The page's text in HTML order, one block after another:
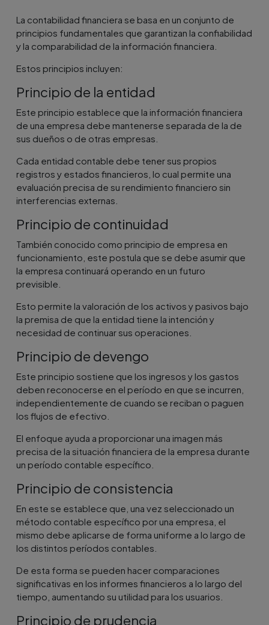
La contabilidad financiera se basa en un conjunto de
principios fundamentales que garantizan la confiabilidad
y la comparabilidad de la información financiera.
Estos principios incluyen:
Principio de la entidad
Este principio establece que la información financiera
de una empresa debe mantenerse separada de la de
sus dueños o de otras empresas.
Cada entidad contable debe tener sus propios
registros y estados financieros, lo cual permite una
evaluación precisa de su rendimiento financiero sin
interferencias externas.
Principio de continuidad
También conocido como principio de empresa en
funcionamiento, este postula que se debe asumir que
la empresa continuará operando en un futuro
previsible.
Esto permite la valoración de los activos y pasivos bajo
la premisa de que la entidad tiene la intención y
necesidad de continuar sus operaciones.
Principio de devengo
Este principio sostiene que los ingresos y los gastos
deben reconocerse en el período en que se incurren,
independientemente de cuando se reciban o paguen
los flujos de efectivo.
El enfoque ayuda a proporcionar una imagen más
precisa de la situación financiera de la empresa durante
un período contable específico.
Principio de consistencia
En este se establece que, una vez seleccionado un
método contable específico por una empresa, el
mismo debe aplicarse de forma uniforme a lo largo de
los distintos períodos contables.
De esta forma se pueden hacer comparaciones
significativas en los informes financieros a lo largo del
tiempo, aumentando su utilidad para los usuarios.
Principio de prudencia